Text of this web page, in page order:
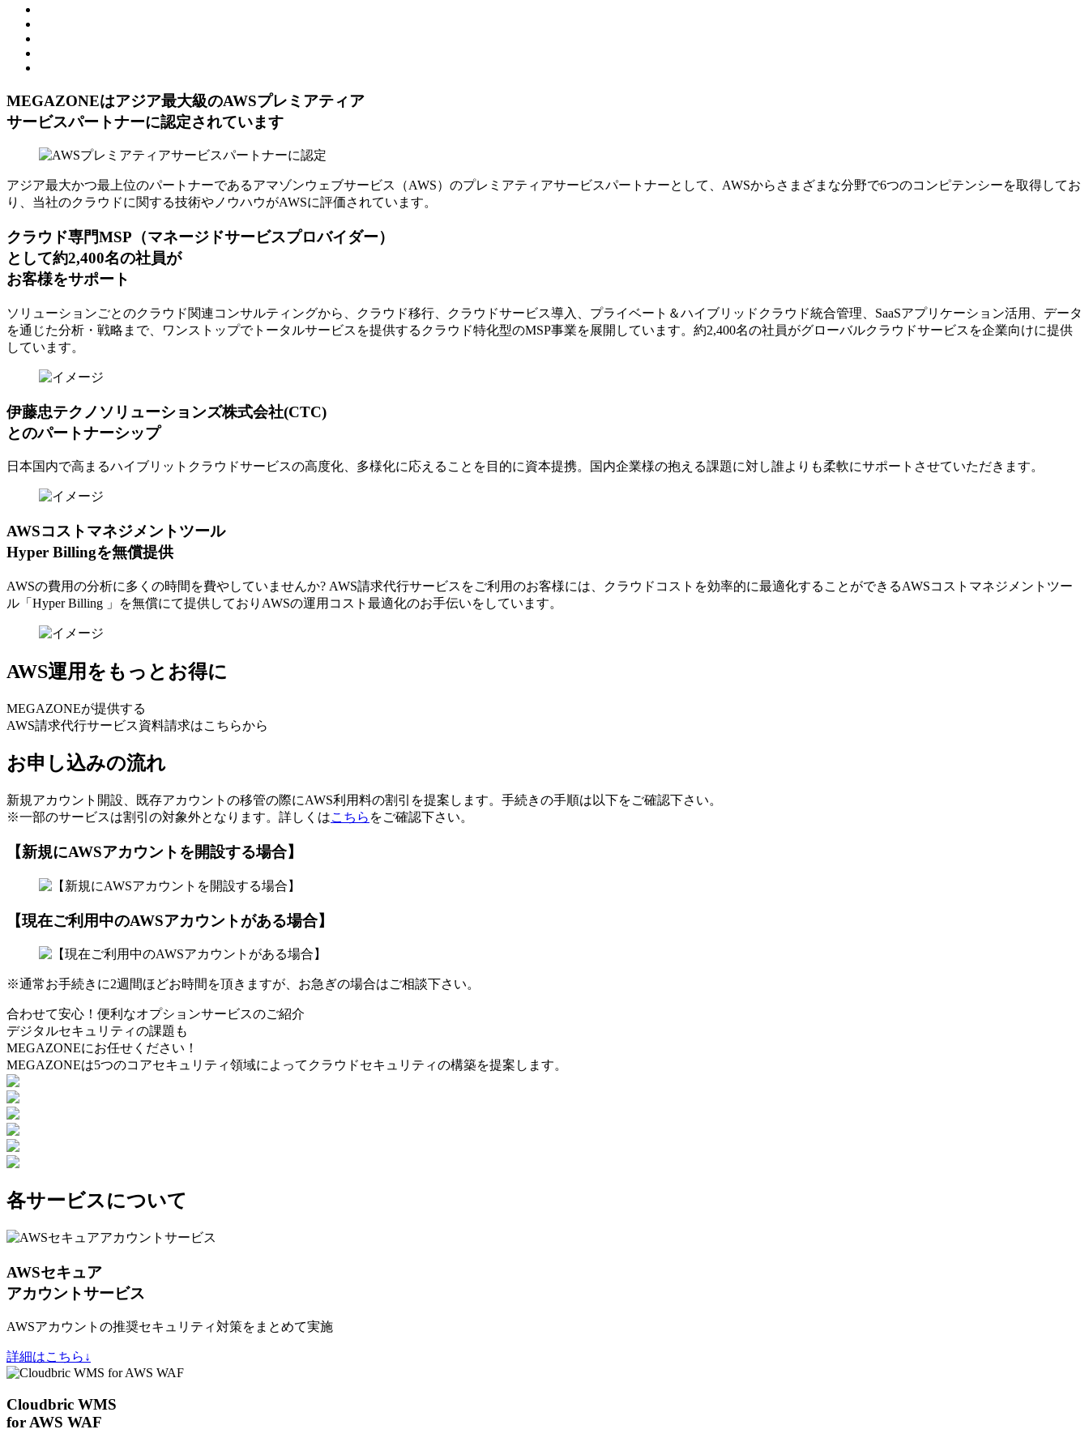
MEGAZONEはアジア最⼤級のAWSプレミアティア
サービスパートナーに認定されています
アジア最大かつ最上位のパートナーであるアマゾンウェブサービス（AWS）のプレミアティアサービスパートナーとして、AWSからさまざまな分野で6つのコンピテンシーを取得してお
り、当社のクラウドに関する技術やノウハウがAWSに評価されています。
クラウド専門MSP （マネージドサービスプロバイダー）
として約2,400名の社員が
お客様をサポート
ソリューションごとのクラウド関連コンサルティングから、クラウド移行、クラウドサービス導入、プライベート＆ハイブリッドクラウド統合管理、SaaSアプリケーション活用、データ
を通じた分析・戦略まで、ワンストップでトータルサービスを提供するクラウド特化型のMSP事業を展開しています。約2,400名の社員がグローバルクラウドサービスを企業向けに提供
しています。
伊藤忠テクノソリューションズ株式会社(CTC)
とのパートナーシップ
日本国内で高まるハイブリットクラウドサービスの高度化、多様化に応えることを目的に資本提携。国内企業様の抱える課題に対し誰よりも柔軟にサポートさせていただきます。
AWSコストマネジメントツール
Hyper Billingを無償提供
AWSの費⽤の分析に多くの時間を費やしていませんか? AWS請求代⾏サービスをご利⽤のお客様には、クラウドコストを効率的に最適化することができるAWSコストマネジメントツー
ル「Hyper Billing 」を無償にて提供しておりAWSの運⽤コスト最適化のお⼿伝いをしています。
AWS運用をもっとお得に
MEGAZONEが提供する
AWS請求代行サービス資料請求はこちらから
お申し込みの流れ
新規アカウント開設、既存アカウントの移管の際にAWS利用料の割引を提案します。手続きの手順は以下をご確認下さい。
※一部のサービスは割引の対象外となります。詳しくはこちら をご確認下さい。
【新規にAWSアカウントを開設する場合】
【現在ご利用中のAWSアカウントがある場合】
※通常お手続きに2週間ほどお時間を頂きますが、お急ぎの場合はご相談下さい。
合わせて安心！便利なオプションサービスのご紹介
デジタルセキュリティの課題も
MEGAZONEにお任せください！
MEGAZONEは5つのコアセキュリティ領域によってクラウドセキュリティの構築を提案します。
各サービスについて
AWSセキュア
アカウントサービス
AWSアカウントの推奨セキュリティ対策をまとめて実施
詳細はこちら↓
Cloudbric WMS
for AWS WAF